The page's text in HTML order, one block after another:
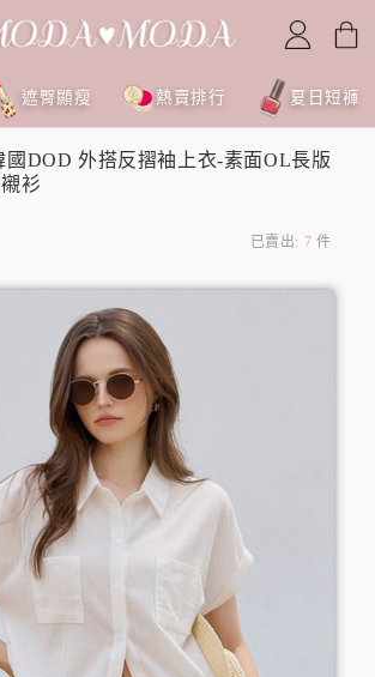
遮臀顯瘦 熱賣排行 夏日短褲
國DOD 外搭反摺袖上衣-素面OL長版
衫
已賣出: 7 件